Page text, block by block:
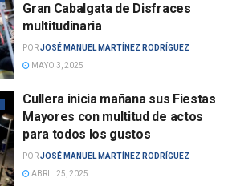
Gran Cabalgata de Disfraces
multitudinaria
PORJOSÉ MANUEL MARTÍNEZ RODRÍGUEZ
MAYO 3, 2025
Cullera inicia mañana sus Fiestas
Mayores con multitud de actos
para todos los gustos
PORJOSÉ MANUEL MARTÍNEZ RODRÍGUEZ
ABRIL 25, 2025